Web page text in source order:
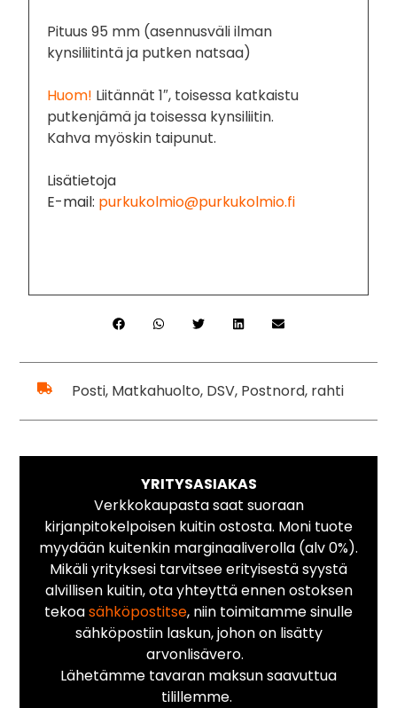
Pituus 95 mm (asennusväli ilman
kynsiliitintä ja putken natsaa)
Huom! Liitännät 1″, toisessa katkaistu
putkenjämä ja toisessa kynsiliitin.
Kahva myöskin taipunut.
Lisätietoja
E-mail: purkukolmio@purkukolmio.fi
Posti, Matkahuolto, DSV, Postnord, rahti
YRITYSASIAKAS
Verkkokaupasta saat suoraan
kirjanpitokelpoisen kuitin ostosta. Moni tuote
myydään kuitenkin marginaaliverolla (alv 0%).
Mikäli yrityksesi tarvitsee erityisestä syystä
alvillisen kuitin, ota yhteyttä ennen ostoksen
tekoasähköpostitse, niin toimitamme sinulle
sähköpostiin laskun, johon on lisätty
arvonlisävero.
Lähetämme tavaran maksun saavuttua
tilillemme.